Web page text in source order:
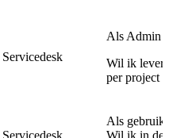
Als Admin
Wil ik
per project
Als
Wil ik in de